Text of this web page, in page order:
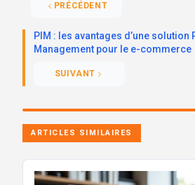
PRÉCÉDENT
PIM : les avantages d’une
Management pour le e-commerce
SUIVANT
ARTICLES SIMILAIRES